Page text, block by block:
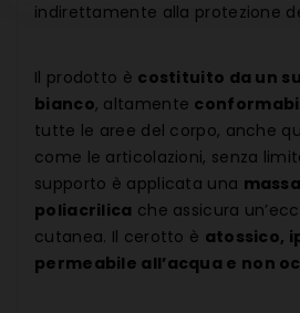
indirettamente alla protezione
Il prodotto è costituito da un
bianco, altamente
tutte le aree del corpo, anche
come le articolazioni, senza
supporto è applicata una
poliacrilica che assicura
cutanea. Il cerotto è atossico,
permeabile all’acqua e non